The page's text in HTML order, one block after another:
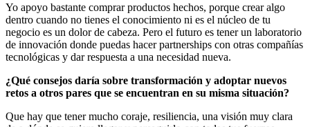
Yo apoyo bastante comprar productos hechos, porque crear algo
dentro cuando no tienes el conocimiento ni es el núcleo de tu
negocio es un dolor de cabeza. Pero el futuro es tener un laboratorio
de innovación donde puedas hacer partnerships con otras compañías
tecnológicas y dar respuesta a una necesidad nueva.
¿Qué consejos daría sobre transformación y adoptar nuevos
retos a otros pares que se encuentran en su misma situación?
Que hay que tener mucho coraje, resiliencia, una visión muy clara